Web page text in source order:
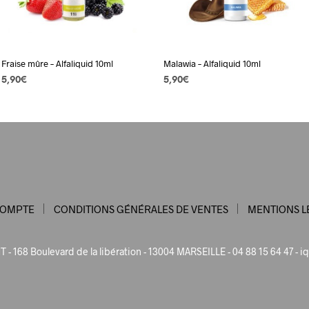
Fraise mûre – Alfaliquid 10ml
5,90€
peuvent
choisies
Malawia – Alfaliquid 10ml
5,90€
peuvent
choisies
CONDITIONS GÉNÉRALES DE VENTES MENTIONS
- 168 Boulevard de la libération - 13004 MARSEILLE - 04 88 15 64 47 -